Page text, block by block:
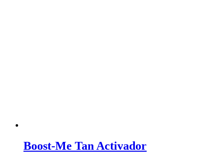
Boost-Me Tan Activador